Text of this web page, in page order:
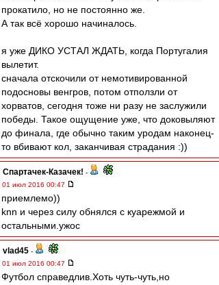
прокатило, но не постоянно же.
А так всё хорошо начиналось.
я уже ДИКО УСТАЛ ЖДАТЬ, когда Португалия
вылетит.
сначала отскочили от немотивированной
подосновы венгров, потом отползли от
хорватов, сегодня тоже ни разу не заслужили
победы. Такое ощущение уже, что доковыляют
до финала, где обычно таким уродам наконец-
то вбивают кол, заканчивая страдания :))
Спартачек-Казачек! -
01 июл 2016 00:47
приемлемо))
knn и через силу обнялся с куарежмой и
остальными.ужос
vlad45 -
01 июл 2016 00:47
Футбол справедлив.Хоть чуть-чуть,но